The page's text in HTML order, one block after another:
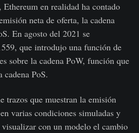
en realidad ha contado
neta de oferta, la cadena
En agosto del 2021 se
que introdujo una función de
sobre la cadena PoW, función que
cadena PoS.
trazos que muestran la emisión
varias condiciones simuladas y
visualizar con un modelo el cambio